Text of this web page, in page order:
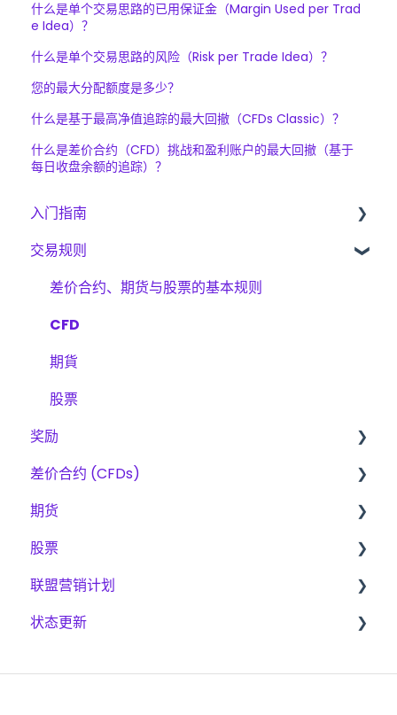
什么是单个交易思路的已用保证金（Margin Used per Trad
e Idea）？
什么是单个交易思路的风险（Risk per Trade Idea）？
您的最大分配额度是多少？
什么是基于最高净值追踪的最大回撤（CFDs Classic）？
什么是差价合约（CFD）挑战和盈利账户的最大回撤（基于
每日收盘余额的追踪）？
入门指南
入门指南
The Trading Pit – 我们是谁
采购
产品
账户验证
交易
挑战
扩展计划
交易规则
差价合约、期货与股票的基本规则
CFD
期貨
股票
奖励
费用
奖励方法
差价合约 (CFDs)
产品
交易
挑战
平台
期货
扩容计划
挑战
交易
股票
挑战
联盟营销计划
支付
状态更新